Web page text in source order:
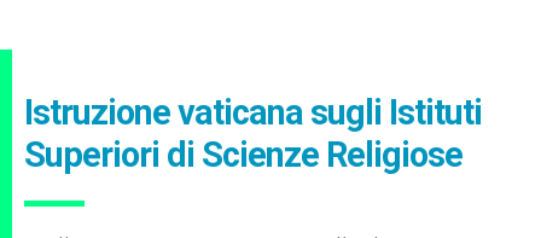
Istruzione vaticana sugli Istituti
Superiori di Scienze Religiose